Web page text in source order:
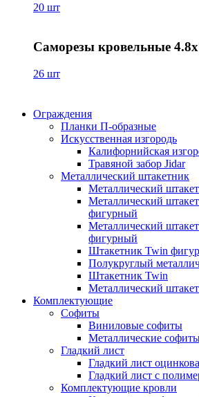
20 шт
Саморезы кровельные
26 шт
Ограждения
Планки П-образные
Искусственная изгородь
Калифорнийская
Травяной забор Jidar
Металлический штакетник
Металлический
Металлический
фигурный
Металлический
фигурный
Штакетник Twin
Полукруглый
Штакетник Twin
Металлический
Комплектующие
Cофиты
Виниловые софиты
Металлические
Гладкий лист
Гладкий лист
Гладкий лист с
Комплектующие кровли